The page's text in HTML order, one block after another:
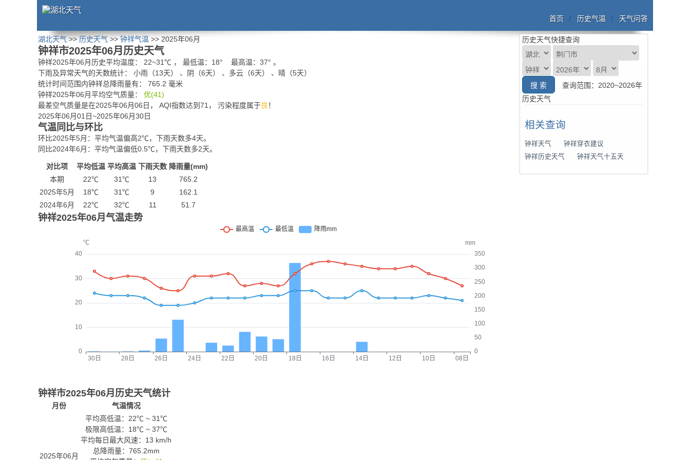
首页 历史气温 天气问答
湖北天气>>历史天气>>钟祥气温 >> 2025年06月
钟祥市2025年06月历史天气
钟祥2025年06月历史平均温度： 22~31℃ ， 最低温： 18° 最高温： 37° 。
下雨及异常天气的天数统计： 小雨（13天） 、阴（6天） 、多云（6天） 、晴（5天）
统计时间范围内钟祥总降雨量有： 765.2 毫米
钟祥2025年06月平均空气质量： 优(41)
最差空气质量是在2025年06月06日， AQI指数达到71， 污染程度属于良！
2025年06月01日~2025年06月30日
气温同比与环比
环比2025年5月：平均气温偏高2℃，下雨天数多4天。
同比2024年6月：平均气温偏低0.5℃，下雨天数多2天。
对比项 平均低温 平均高温 下雨天数 降雨量(mm)
本期
22℃ 31℃ 13
765.2
2025年5月
18℃ 31℃ 9
162.1
2024年6月
22℃ 32℃ 11 51.7
钟祥2025年06月气温走势
钟祥市2025年06月历史天气统计
月份 气温情况
2025年06月
平均高低温： 22℃ ~ 31℃
极限高低温： 18℃ ~ 37℃
平均每日最大风速：13 km/h
总降雨量：765.2mm
历史天气快捷查询
查询范围：2020~2026年
历史天气
相关查询
钟祥天气
钟祥穿衣建议
钟祥历史天气
钟祥天气十五天